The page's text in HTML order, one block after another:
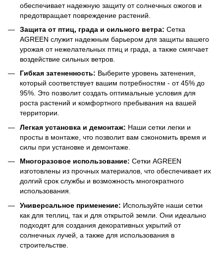
обеспечивает надежную защиту от солнечных ожогов и
предотвращает повреждение растений.
Защита от птиц, града и сильного ветра: Сетка
AGREEN служит надежным барьером для защиты вашего
урожая от нежелательных птиц и града, а также смягчает
воздействие сильных ветров.
Гибкая затененность: Выберите уровень затенения,
который соответствует вашим потребностям - от 45% до
95%. Это позволит создать оптимальные условия для
роста растений и комфортного пребывания на вашей
территории.
Легкая установка и демонтаж: Наши сетки легки и
просты в монтаже, что позволит вам сэкономить время и
силы при установке и демонтаже.
Многоразовое использование: Сетки AGREEN
изготовлены из прочных материалов, что обеспечивает их
долгий срок службы и возможность многократного
использования.
Универсальное применение: Используйте наши сетки
как для теплиц, так и для открытой земли. Они идеально
подходят для создания декоративных укрытий от
солнечных лучей, а также для использования в
строительстве.